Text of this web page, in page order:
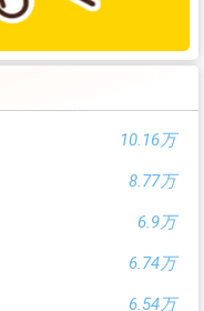
10.16万
8.77万
6.9万
6.74万
6.54万